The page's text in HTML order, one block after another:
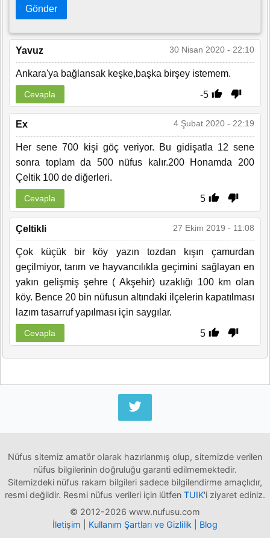
Gönder
Yavuz 30 Nisan 2020 - 22:10
Ankara'ya bağlansak keşke,başka birşey istemem.
-5
Cevapla
Ex 4 Şubat 2020 - 22:19
Her sene 700 kişi göç veriyor. Bu gidişatla 12 sene
sonra toplam da 500 nüfus kalır.200 Honamda 200
Çeltik 100 de diğerleri.
5
Cevapla
Çeltikli 27 Ekim 2019 - 11:08
Çok küçük bir köy yazın tozdan kışın çamurdan
geçilmiyor, tarım ve hayvancılıkla geçimini sağlayan en
yakın gelişmiş şehre ( Akşehir) uzaklığı 100 km olan
köy. Bence 20 bin nüfusun altındaki ilçelerin kapatılması
lazım tasarruf yapılması için saygılar.
5
Cevapla
Nüfus sitemiz amatör olarak hazırlanmış olup, sitemizde verilen
nüfus bilgilerinin doğruluğu garanti edilmemektedir.
Sitemizdeki nüfus rakam bilgileri sadece bilgilendirme amaçlıdır,
resmi değildir. Resmi nüfus verileri için lütfen TUIK'i ziyaret ediniz.
© 2012-2026 www.nufusu.com
İletişim
Kullanım Şartları ve Gizlilik Blog